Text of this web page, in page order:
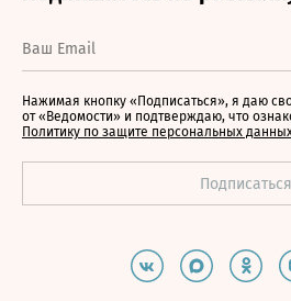
Нажимая кнопку «Подписаться», я даю
от «Ведомости» и подтверждаю, что
Политику по защите персональных